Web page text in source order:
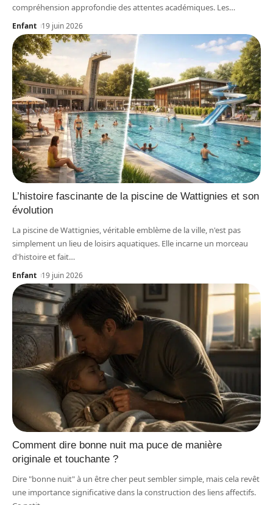
compréhension approfondie des attentes académiques. Les…
Enfant 19 juin 2026
L’histoire fascinante de la piscine de Wattignies et son
évolution
La piscine de Wattignies, véritable emblème de la ville, n'est pas
simplement un lieu de loisirs aquatiques. Elle incarne un morceau
d'histoire et fait…
Enfant 19 juin 2026
Comment dire bonne nuit ma puce de manière
originale et touchante ?
Dire "bonne nuit" à un être cher peut sembler simple, mais cela revêt
une importance significative dans la construction des liens affectifs.